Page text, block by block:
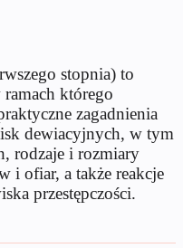
stopnia) to
którego
zagadnienia
dewiacyjnych, w tym
rodzaje i rozmiary
i ofiar, a także reakcje
przestępczości.